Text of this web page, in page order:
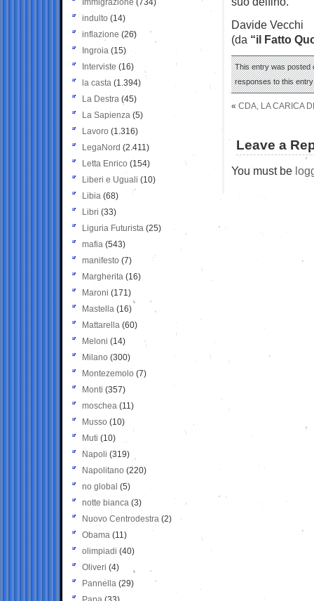
Davide Vecchi
(da “il Fatto
This entry was posted
responses to this
« CDA, LA CARICA
Leave a
You must be
Immigrazione (734)
indulto (14)
inflazione (26)
Ingroia (15)
Interviste (16)
la casta (1.394)
La Destra (45)
La Sapienza (5)
Lavoro (1.316)
LegaNord (2.411)
Letta Enrico (154)
Liberi e Uguali (10)
Libia (68)
Libri (33)
Liguria Futurista (25)
mafia (543)
manifesto (7)
Margherita (16)
Maroni (171)
Mastella (16)
Mattarella (60)
Meloni (14)
Milano (300)
Montezemolo (7)
Monti (357)
moschea (11)
Musso (10)
Muti (10)
Napoli (319)
Napolitano (220)
no global (5)
notte bianca (3)
Nuovo Centrodestra (2)
Obama (11)
olimpiadi (40)
Oliveri (4)
Pannella (29)